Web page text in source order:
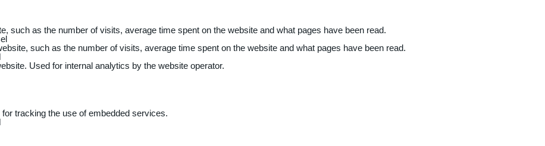
such as the number of visits, average time spent on the website and what pages have been read.
such as the number of visits, average time spent on the website and what pages have been read.
Used for internal analytics by the website operator.
tracking the use of embedded services.